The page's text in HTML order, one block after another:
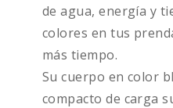
de agua, energía y
colores en tus
más tiempo.
Su cuerpo en color
compacto de carga